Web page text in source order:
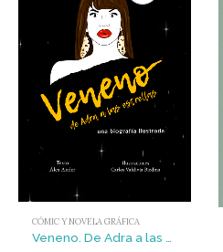
CÓMIC Y NOVELA GRÁFICA